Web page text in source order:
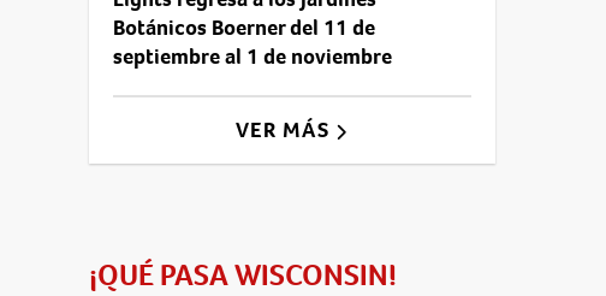
Botánicos Boerner del 11 de
septiembre al 1 de noviembre
VER MÁS
¡QUÉ PASA WISCONSIN!